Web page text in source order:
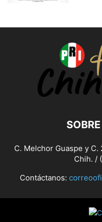
C. Melchor Guaspe y
Chih. /
Contáctanos: